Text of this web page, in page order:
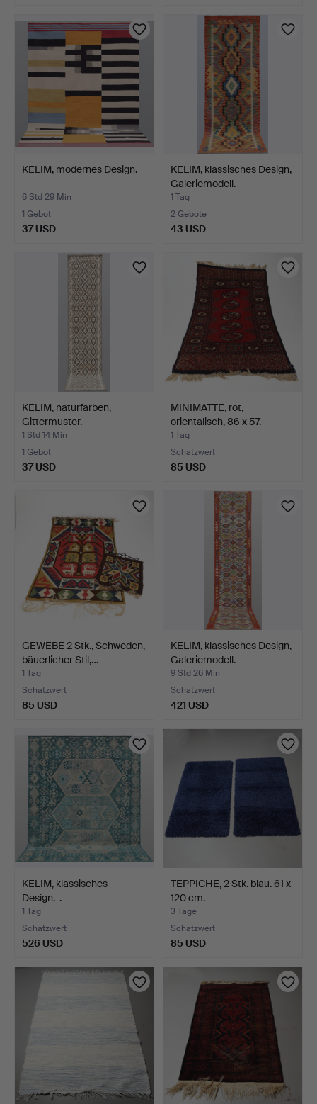
KELIM, modernes Design.
6 Std 29 Min
1 Gebot
37 USD
KELIM, klassisches Design,
Galeriemodell.
1 Tag
2 Gebote
43 USD
KELIM, naturfarben,
Gittermuster.
1 Std 14 Min
1 Gebot
37 USD
MINIMATTE, rot,
orientalisch, 86 x 57.
1 Tag
Schätzwert
85 USD
GEWEBE 2 Stk., Schweden,
bäuerlicher Stil,…
1 Tag
Schätzwert
85 USD
KELIM, klassisches Design,
Galeriemodell.
9 Std 26 Min
Schätzwert
421 USD
KELIM, klassisches
Design.-.
1 Tag
Schätzwert
526 USD
TEPPICHE, 2 Stk. blau. 61 x
120 cm.
3 Tage
Schätzwert
85 USD